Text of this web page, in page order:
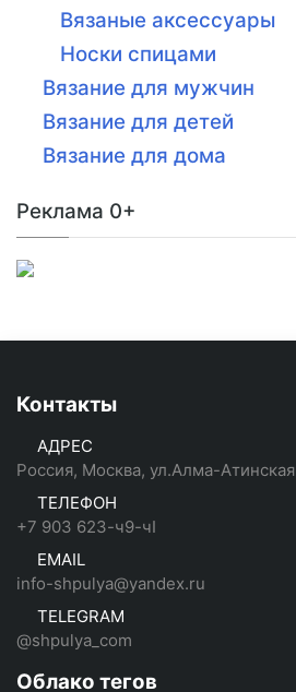
Вязаные аксессуары
Носки спицами
Вязание для мужчин
Вязание для детей
Вязание для дома
Реклама 0+
Контакты
АДРЕС
Россия, Москва, ул.Алма-Атинская
ТЕЛЕФОН
+7 903 623-ч9-чI
EMAIL
info-shpulya@yandex.ru
TELEGRAM
@shpulya_com
Облако тегов